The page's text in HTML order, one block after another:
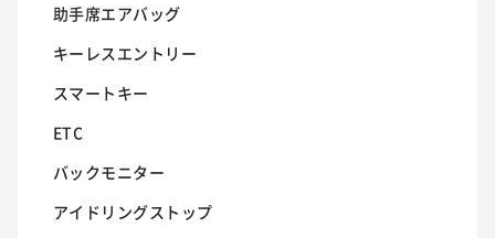
助手席エアバッグ
キーレスエントリー
スマートキー
ETC
バックモニター
アイドリングストップ